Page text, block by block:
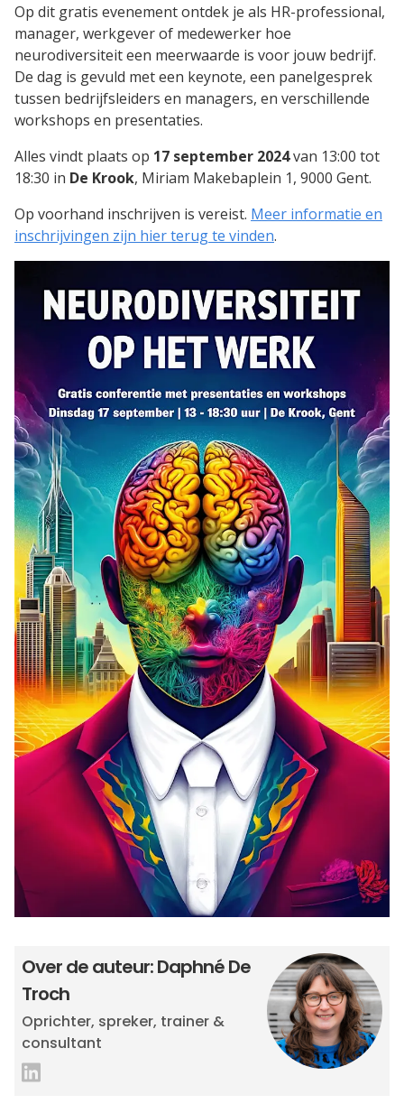
Op dit gratis evenement ontdek je als HR-professional,
manager, werkgever of medewerker hoe
neurodiversiteit een meerwaarde is voor jouw bedrijf.
De dag is gevuld met een keynote, een panelgesprek
tussen bedrijfsleiders en managers, en verschillende
workshops en presentaties.
Alles vindt plaats op 17 september 2024van 13:00 tot
18:30 in De Krook, Miriam Makebaplein 1, 9000 Gent.
Op voorhand inschrijven is vereist. Meer informatie en
inschrijvingen zijn hier terug te vinden.
Over de auteur: Daphné De
Troch
Oprichter, spreker, trainer &
consultant